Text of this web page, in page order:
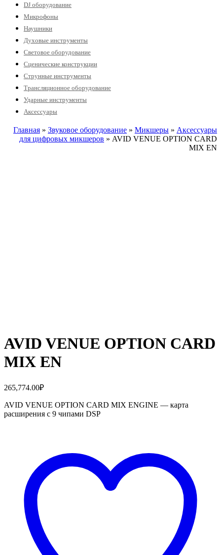
DJ оборудование
Микрофоны
Наушники
Духовые инструменты
Световое оборудование
Сценические конструкции
Струнные инструменты
Трансляционное оборудование
Ударные инструменты
Аксессуары
Главная » Звуковое оборудование » Микшеры » Аксессуары
для цифровых микшеров » AVID VENUE OPTION CARD
MIX EN
AVID VENUE OPTION CARD
MIX EN
265,774.00₽
AVID VENUE OPTION CARD MIX ENGINE — карта
расширения с 9 чипами DSP